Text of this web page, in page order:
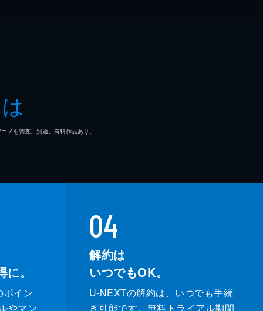
を調査。別途、有料作品あり。
。
ポイン
やマン
04
解約は
いつでもOK。
U-NEXTの解約は、いつでも手続
き可能です。無料トライアル期間